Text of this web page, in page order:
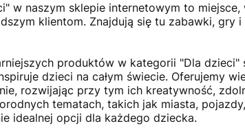
w naszym sklepie internetowym to
klientom. Znajdują się tu zabawki,
produktów w kategorii "Dla dzieci"
dzieci na całym świecie. Oferujemy
rozwijając przy tym ich kreatywność,
tematach, takich jak miasta,
idealnej opcji dla każdego dziecka.